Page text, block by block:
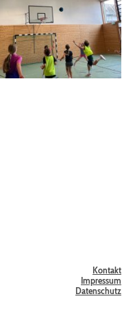
Kontakt
Impressum
Datenschutz